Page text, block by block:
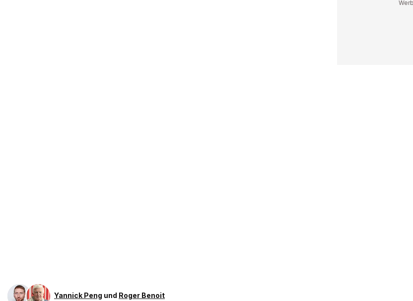
Yannick Peng und Roger Benoit